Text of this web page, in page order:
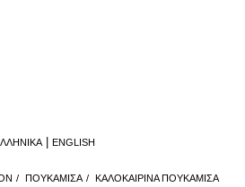
/ ΠΟΥΚΑΜΙΣΑ / ΚΑΛΟΚΑΙΡΙΝΆ ΠΟΥΚΆΜΙΣΑ
ENGLISH